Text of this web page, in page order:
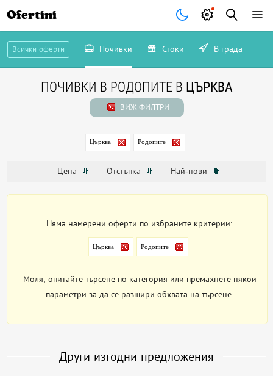
Ofertini
Всички оферти Почивки Стоки В града
ПОЧИВКИ В РОДОПИТЕ В ЦЪРКВА
ВИЖ ФИЛТРИ
Църква Родопите
Цена Отстъпка Най-нови
Няма намерени оферти по избраните критерии:
Църква Родопите
Моля, опитайте търсене по категория или премахнете някои
параметри за да се разшири обхвата на търсене.
Други изгодни предложения